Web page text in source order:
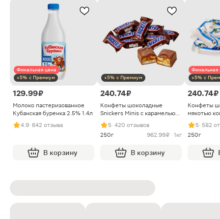
Финальная цена
+5% с Премиум
129.99 ₽
Молоко пастеризованное
Кубанская буренка 2.5% 1.4л
4.9· 642 отзыва
В корзину
+5% с Премиум
240.74 ₽
Конфеты шоколадные
Snickers Minis с карамелью
арахисом и нугой
5· 420 отзывов
250г
962.99 ₽ · 1кг
В корзину
Финальная
+5% с
240.74 ₽
Конфеты
мякотью
5· 582
250г